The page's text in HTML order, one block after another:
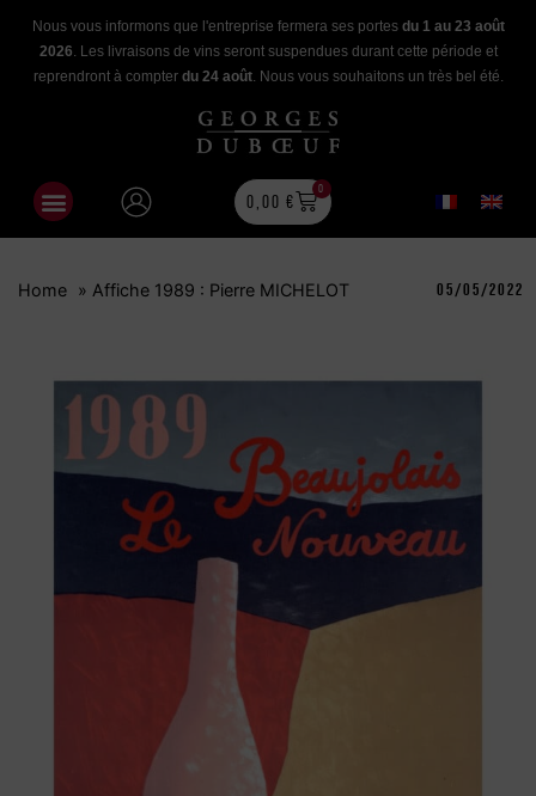
Nous vous informons que l'entreprise fermera ses portes du 1 au 23 août
2026. Les livraisons de vins seront suspendues durant cette période et
reprendront à compter du 24 août. Nous vous souhaitons un très bel été.
0,00€
0
Home » Affiche 1989 : Pierre MICHELOT 05/05/2022